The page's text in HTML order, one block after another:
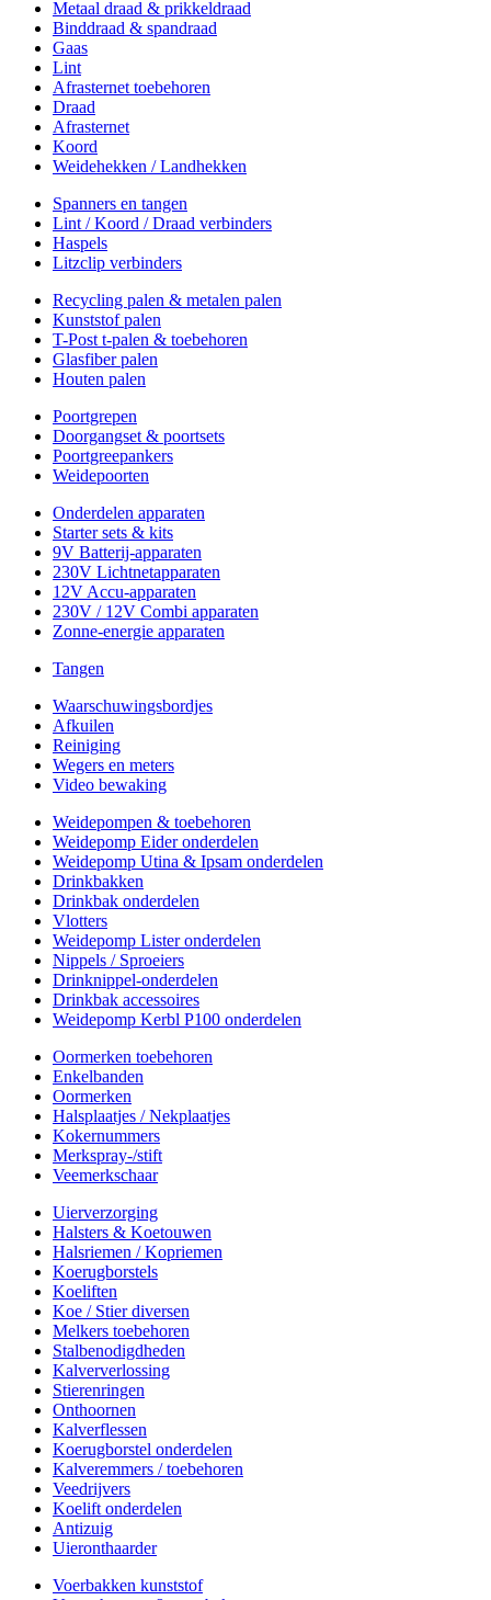
Metaal draad & prikkeldraad
Binddraad & spandraad
Gaas
Lint
Afrasternet toebehoren
Draad
Afrasternet
Koord
Weidehekken / Landhekken
Spanners en tangen
Lint / Koord / Draad verbinders
Haspels
Litzclip verbinders
Recycling palen & metalen palen
Kunststof palen
T-Post t-palen & toebehoren
Glasfiber palen
Houten palen
Poortgrepen
Doorgangset & poortsets
Poortgreepankers
Weidepoorten
Onderdelen apparaten
Starter sets & kits
9V Batterij-apparaten
230V Lichtnetapparaten
12V Accu-apparaten
230V / 12V Combi apparaten
Zonne-energie apparaten
Tangen
Waarschuwingsbordjes
Afkuilen
Reiniging
Wegers en meters
Video bewaking
Weidepompen & toebehoren
Weidepomp Eider onderdelen
Weidepomp Utina & Ipsam onderdelen
Drinkbakken
Drinkbak onderdelen
Vlotters
Weidepomp Lister onderdelen
Nippels / Sproeiers
Drinknippel-onderdelen
Drinkbak accessoires
Weidepomp Kerbl P100 onderdelen
Oormerken toebehoren
Enkelbanden
Oormerken
Halsplaatjes / Nekplaatjes
Kokernummers
Merkspray-/stift
Veemerkschaar
Uierverzorging
Halsters & Koetouwen
Halsriemen / Kopriemen
Koerugborstels
Koeliften
Koe / Stier diversen
Melkers toebehoren
Stalbenodigdheden
Kalververlossing
Stierenringen
Onthoornen
Kalverflessen
Koerugborstel onderdelen
Kalveremmers / toebehoren
Veedrijvers
Koelift onderdelen
Antizuig
Uieronthaarder
Voerbakken kunststof